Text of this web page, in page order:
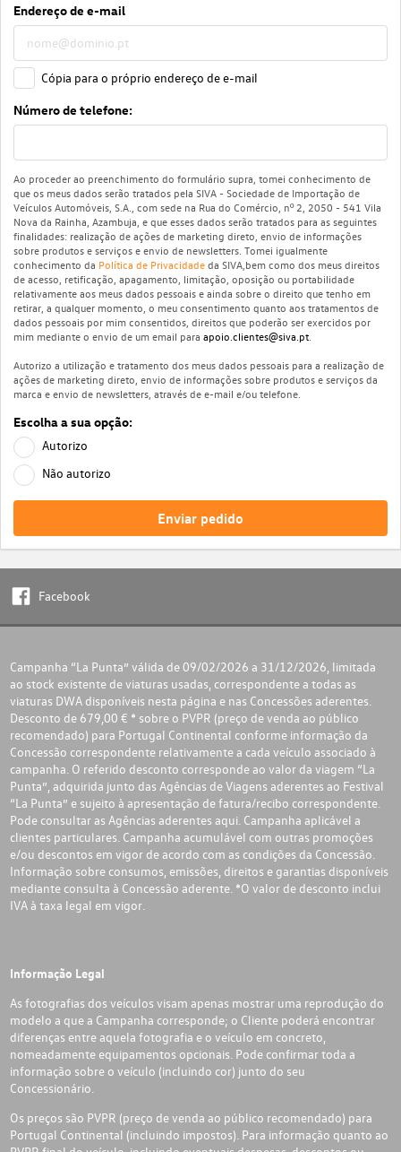
Endereço de e-mail
Cópia para o próprio endereço de e-mail
Número de telefone:
Ao proceder ao preenchimento do formulário supra, tomei conhecimento de
que os meus dados serão tratados pela SIVA - Sociedade de Importação de
Veículos Automóveis, S.A., com sede na Rua do Comércio, nº 2, 2050 - 541 Vila
Nova da Rainha, Azambuja, e que esses dados serão tratados para as seguintes
finalidades: realização de ações de marketing direto, envio de informações
sobre produtos e serviços e envio de newsletters. Tomei igualmente
conhecimento da Política de Privacidadeda SIVA,bem como dos meus direitos
de acesso, retificação, apagamento, limitação, oposição ou portabilidade
relativamente aos meus dados pessoais e ainda sobre o direito que tenho em
retirar, a qualquer momento, o meu consentimento quanto aos tratamentos de
dados pessoais por mim consentidos, direitos que poderão ser exercidos por
mim mediante o envio de um email para apoio.clientes@siva.pt
Autorizo a utilização e tratamento dos meus dados pessoais para a realização de
ações de marketing direto, envio de informações sobre produtos e serviços da
marca e envio de newsletters, através de e-mail e/ou telefone.
Escolha a sua opção:
Autorizo
Não autorizo
Enviar pedido
Facebook
Campanha “La Punta” válida de 09/02/2026 a 31/12/2026, limitada
ao stock existente de viaturas usadas, correspondente a todas as
viaturas DWA disponíveis nesta página e nas Concessões aderentes.
Desconto de 679,00 € * sobre o PVPR (preço de venda ao público
recomendado) para Portugal Continental conforme informação da
Concessão correspondente relativamente a cada veículo associado à
campanha. O referido desconto corresponde ao valor da viagem “La
Punta”, adquirida junto das Agências de Viagens aderentes ao Festival
“La Punta” e sujeito à apresentação de fatura/recibo correspondente.
Pode consultar as Agências aderentes aqui. Campanha aplicável a
clientes particulares. Campanha acumulável com outras promoções
e/ou descontos em vigor de acordo com as condições da Concessão.
Informação sobre consumos, emissões, direitos e garantias disponíveis
mediante consulta à Concessão aderente. *O valor de desconto inclui
IVA à taxa legal em vigor.
Informação Legal
As fotografias dos veículos visam apenas mostrar uma reprodução do
modelo a que a Campanha corresponde; o Cliente poderá encontrar
diferenças entre aquela fotografia e o veículo em concreto,
nomeadamente equipamentos opcionais. Pode confirmar toda a
informação sobre o veículo (incluindo cor) junto do seu
Concessionário.
Os preços são PVPR (preço de venda ao público recomendado) para
Portugal Continental (incluindo impostos). Para informação quanto ao